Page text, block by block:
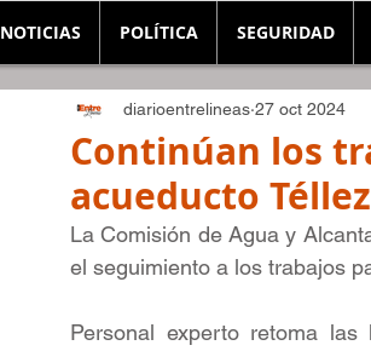
NOTICIAS POLÍTICA SEGURIDAD
Continúan los
acueducto
diarioentrelineas 27 oct 2024
La Comisión de Agua y
el seguimiento a los trabajos
Personal experto retoma